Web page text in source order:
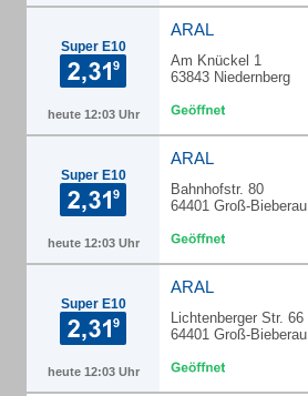
Super E10
heute 12:03 Uhr
ARAL
Am Knückel 1
63843 Niedernberg
Super E10
heute 12:03 Uhr
ARAL
Bahnhofstr. 80
64401 Groß-Bieberau
Super E10
heute 12:03 Uhr
ARAL
Lichtenberger Str. 66
64401 Groß-Bieberau